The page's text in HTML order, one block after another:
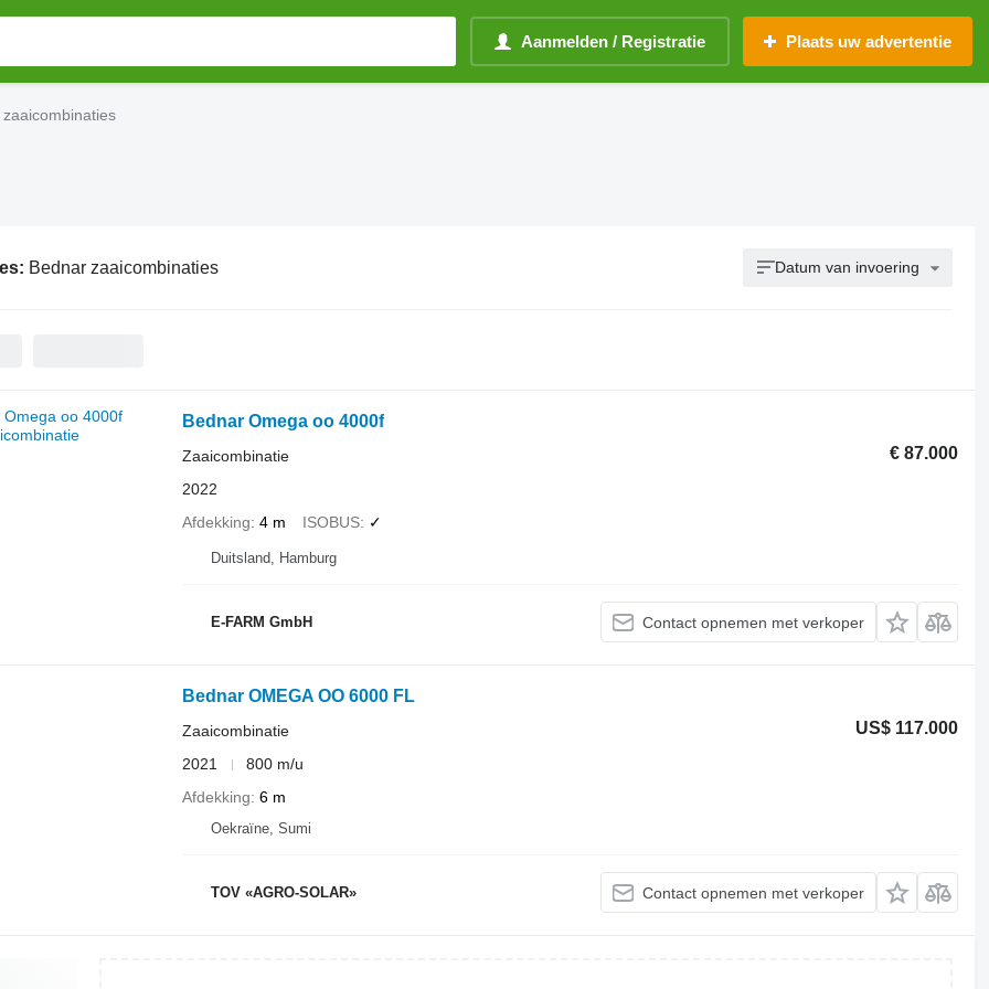
Aanmelden / Registratie Plaats uw advertentie
zaaicombinaties
Bednar zaaicombinaties Datum van invoering
Bednar Omega oo 4000f
€ 87.000
Zaaicombinatie
2022
Afdekking 4 m ISOBUS ✓
Duitsland, Hamburg
E-FARM GmbH Contact opnemen met verkoper
Bednar OMEGA OO 6000 FL
US$ 117.000
Zaaicombinatie
2021
800 m/u
Afdekking 6 m
Oekraïne, Sumi
TOV «AGRO-SOLAR» Contact opnemen met verkoper